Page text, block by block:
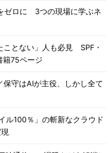
ゼロに 3つの現場に学ぶネ
ことない」人も必見 SPF・
籍75ページ
守はAIが主役、しかし全て
ル100％」の斬新なクラウド